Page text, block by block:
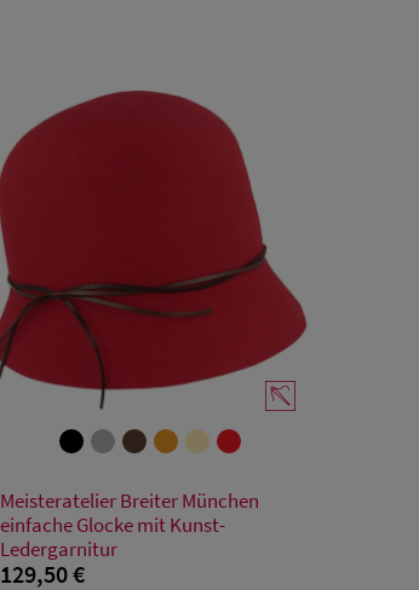
55 56 57 58 59
Meisteratelier Breiter München
einfache Glocke mit Kunst-
Ledergarnitur
129,50 €